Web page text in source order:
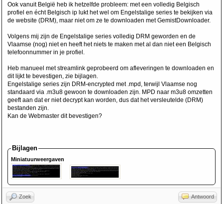
Ook vanuit België heb ik hetzelfde probleem: met een volledig Belgisch
profiel en écht Belgisch ip lukt het wel om Engelstalige series te bekijken via
de website (DRM), maar niet om ze te downloaden met GemistDownloader.
Volgens mij zijn de Engelstalige series volledig DRM geworden en de
Vlaamse (nog) niet en heeft het niets te maken met al dan niet een Belgisch
telefoonnummer in je profiel.
Heb manueel met streamlink geprobeerd om afleveringen te downloaden en
dit lijkt te bevestigen, zie bijlagen.
Engelstalige series zijn DRM-encrypted met .mpd, terwijl Vlaamse nog
standaard via .m3u8 gewoon te downloaden zijn. MPD naar m3u8 omzetten
geeft aan dat er niet decrypt kan worden, dus dat het versleutelde (DRM)
bestanden zijn.
Kan de Webmaster dit bevestigen?
Bijlagen
Miniatuurweergaven
Zoek Antwoord